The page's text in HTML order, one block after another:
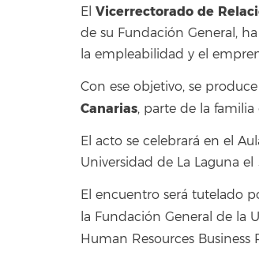
El Vicerrectorado de
de su Fundación General,
la empleabilidad y el
Con ese objetivo, se
Canarias, parte de la familia
El acto se celebrará en el
Universidad de La Laguna
El encuentro será tutelado
la Fundación General de la
Human Resources